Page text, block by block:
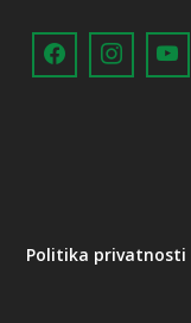
Politika privatnosti